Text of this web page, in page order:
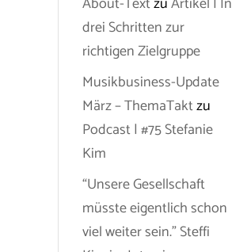
drei Schritten zur
richtigen Zielgruppe
Musikbusiness-Update
März – ThemaTaktzu
Podcast | #75 Stefanie
Kim
“Unsere Gesellschaft
müsste eigentlich schon
viel weiter sein.” Steffi